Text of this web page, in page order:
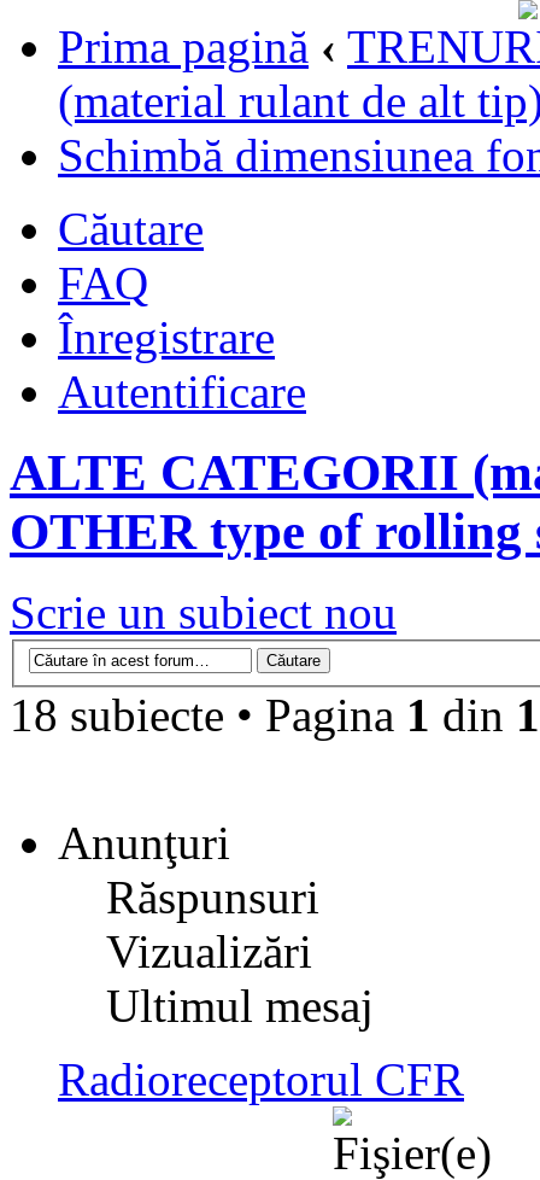
Prima pagină ‹
(material rulant de alt
Schimbă dimensiunea
Căutare
FAQ
Înregistrare
Autentificare
ALTE CATEGORII
OTHER type of rolling
Scrie un subiect nou
18 subiecte • Pagina 1 din 1
Anunţuri
Răspunsuri
Vizualizări
Ultimul mesaj
Radioreceptorul CFR